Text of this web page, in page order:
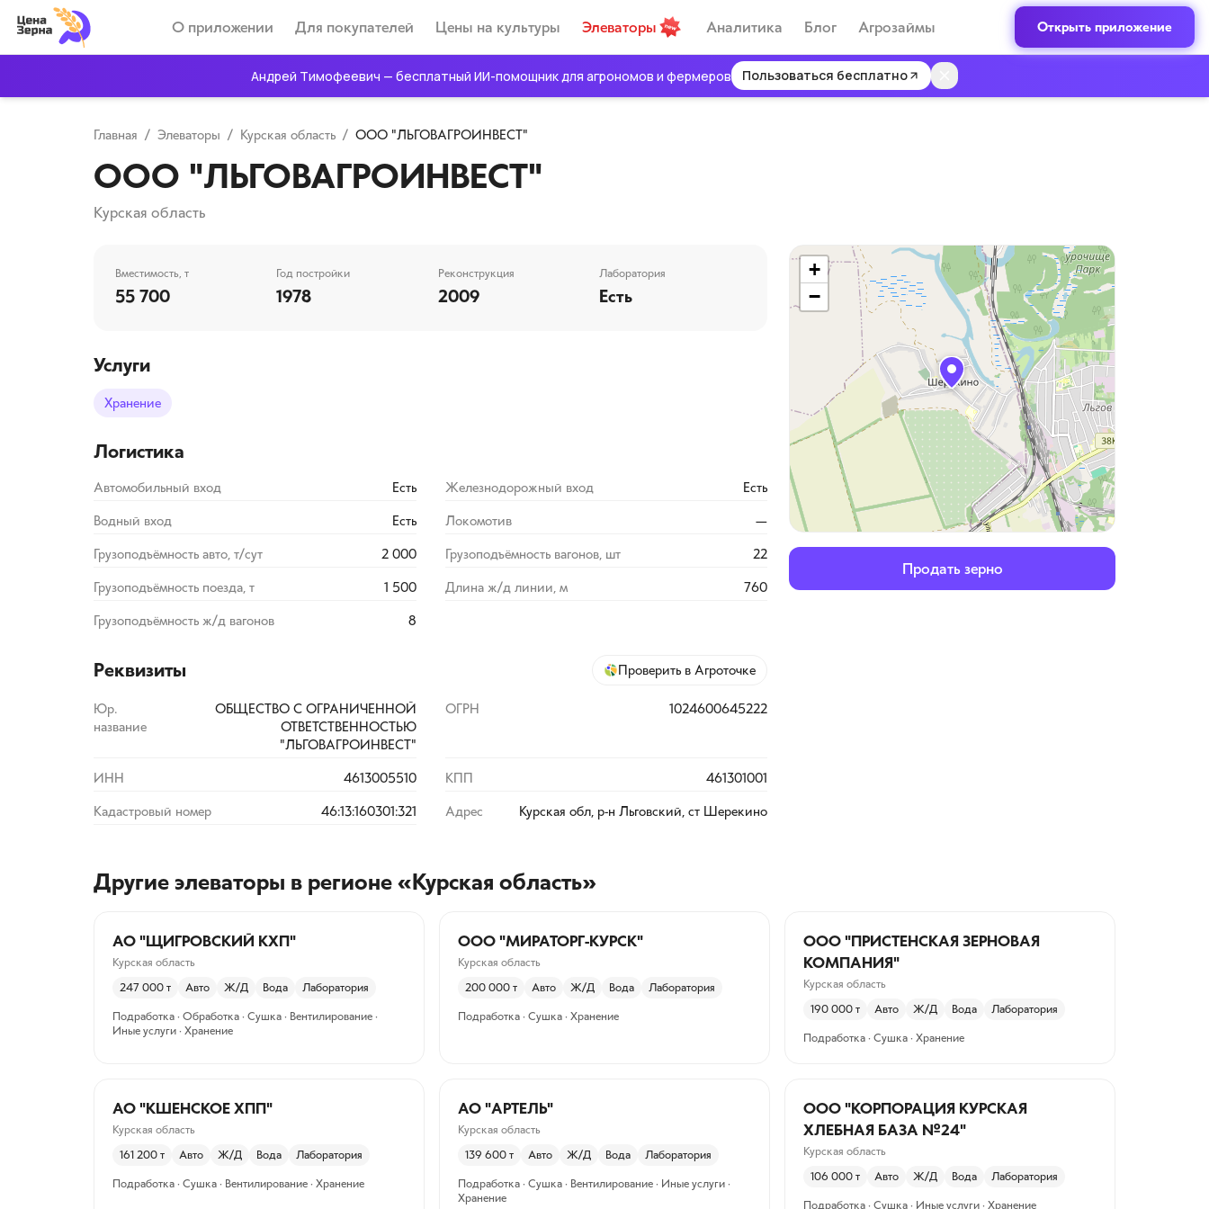
Андрей Тимофеевич — бесплатный ИИ-помощник для агрономов и фермеров Пользоваться бесплатно
О приложении Для покупателей Цены на культуры Элеваторы Аналитика Блог Агрозаймы Открыть приложение
Главная / Элеваторы / Курская область / ООО "ЛЬГОВАГРОИНВЕСТ"
ООО "ЛЬГОВАГРОИНВЕСТ"
Курская область
Вместимость, т
55 700
Год постройки
1978
Реконструкция
2009
Лаборатория
Есть
Услуги
Хранение
Логистика
Автомобильный вход Есть Железнодорожный вход Есть
Водный вход Есть Локомотив —
Грузоподъёмность авто, т/сут 2 000 Грузоподъёмность вагонов, шт 22
Грузоподъёмность поезда, т 1 500 Длина ж/д линии, м 760
Грузоподъёмность ж/д вагонов 8
Реквизиты Проверить в Агроточке
Юр.
название
ОБЩЕСТВО С ОГРАНИЧЕННОЙ
ОТВЕТСТВЕННОСТЬЮ
"ЛЬГОВАГРОИНВЕСТ"
ОГРН 1024600645222
ИНН 4613005510 КПП 461301001
Кадастровый номер 46:13:160301:321 Адрес Курская обл, р-н Льговский, ст Шерекино
+
−
Продать зерно
Другие элеваторы в регионе «Курская область»
АО "ЩИГРОВСКИЙ КХП"
Курская область
247 000 т Авто Ж/Д Вода Лаборатория
Подработка · Обработка · Сушка · Вентилирование ·
Иные услуги · Хранение
ООО "МИРАТОРГ-КУРСК"
Курская область
200 000 т Авто Ж/Д Вода Лаборатория
Подработка · Сушка · Хранение
ООО "ПРИСТЕНСКАЯ ЗЕРНОВАЯ
КОМПАНИЯ"
Курская область
190 000 т Авто Ж/Д Вода Лаборатория
Подработка · Сушка · Хранение
АО "КШЕНСКОЕ ХПП"
Курская область
161 200 т Авто Ж/Д Вода Лаборатория
Подработка · Сушка · Вентилирование · Хранение
АО "АРТЕЛЬ"
Курская область
139 600 т Авто Ж/Д Вода Лаборатория
Подработка · Сушка · Вентилирование · Иные услуги ·
Хранение
ООО "КОРПОРАЦИЯ КУРСКАЯ
ХЛЕБНАЯ БАЗА №24"
Курская область
106 000 т Авто Ж/Д Вода Лаборатория
Подработка · Сушка · Иные услуги · Хранение